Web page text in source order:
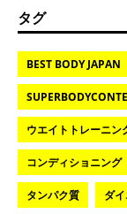
タグ
BEST BODY JAPAN
ウエイトトレーニン
コンディショニング
タンパク質 ダ